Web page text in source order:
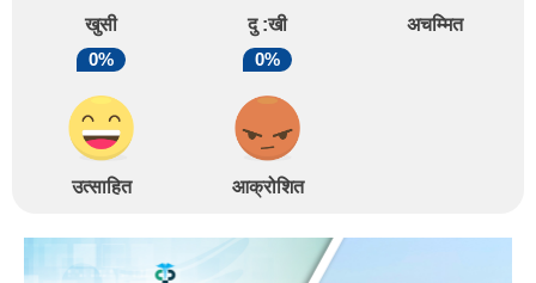
खुसी दु :खी
अचम्मित
0%
उत्साहित
0%
आक्रोशित